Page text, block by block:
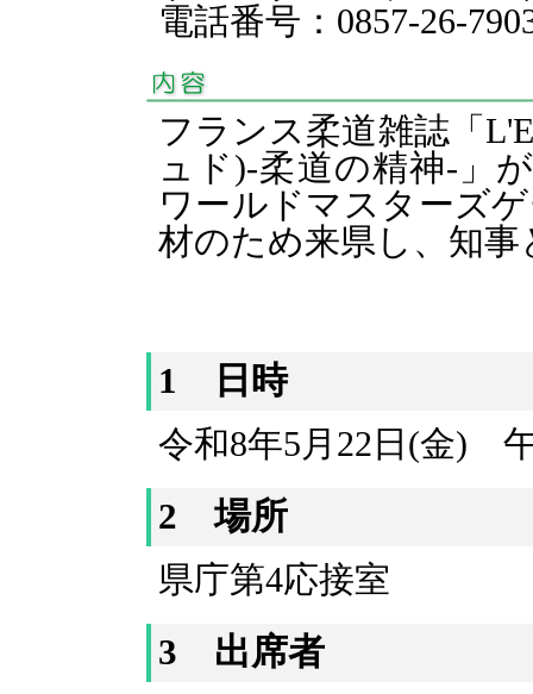
電話番号：0857-26-
フランス柔道雑誌「
ュド)-柔道の精神-」
ワールドマスターズ
材のため来県し、知
1 日時
令和8年5月22日(金)
2 場所
県庁第4応接室
3 出席者